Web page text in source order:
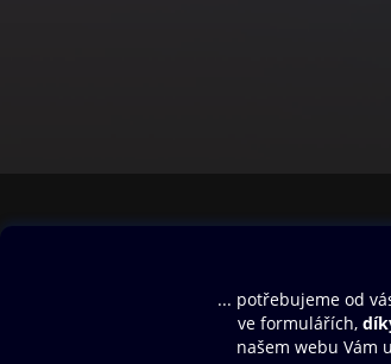
Aplikace a hry
SMS/MMS Info
Blog